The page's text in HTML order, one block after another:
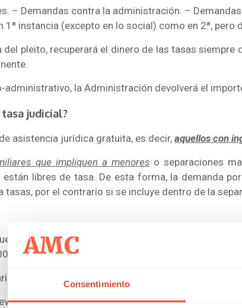
Consentimiento
– Demandas contra la administración. –
1ª instancia (excepto en lo social) como en 2ª,
del pleito, recuperará el dinero de las tasas
administrativo, la Administración devolverá el
judicial?
asistencia jurídica gratuita, es decir,aquellos con
que impliquen a menores o separaciones
están libres de tasa. De esta forma, la demanda
tasas, por el contrario si se incluye dentro de la
de deban 10.000 € y decida demandar a su
€ = 350 €).
tasa de 300 € más porcentaje sobre los bienes
tasas judiciales de 200 €, si se recurre, serían